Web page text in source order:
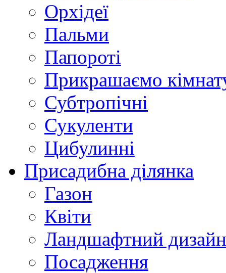
Орхідеї
Пальми
Папороті
Прикрашаємо
Субтропічні
Сукуленти
Цибулинні
Присадибна ділянка
Газон
Квіти
Ландшафтний дизайн
Посадження